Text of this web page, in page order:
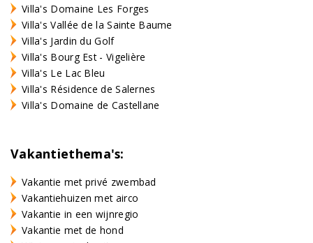
Villa's Domaine Les Forges
Villa's Vallée de la Sainte Baume
Villa's Jardin du Golf
Villa's Bourg Est - Vigelière
Villa's Le Lac Bleu
Villa's Résidence de Salernes
Villa's Domaine de Castellane
Vakantiethema's:
Vakantie met privé zwembad
Vakantiehuizen met airco
Vakantie in een wijnregio
Vakantie met de hond